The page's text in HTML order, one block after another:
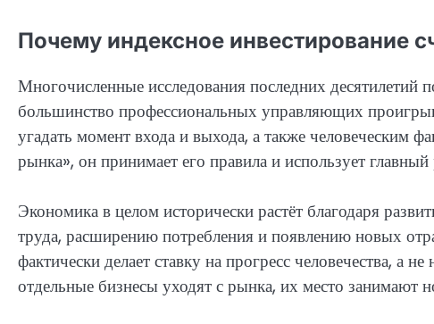
Почему индексное инвестирование
Многочисленные исследования последних десятилетий
большинство профессиональных управляющих
угадать момент входа и выхода, а также человеческим
рынка», он принимает его правила и использует
Экономика в целом исторически растёт благодаря
труда, расширению потребления и появлению новых
фактически делает ставку на прогресс человечества, а
отдельные бизнесы уходят с рынка, их место занимают